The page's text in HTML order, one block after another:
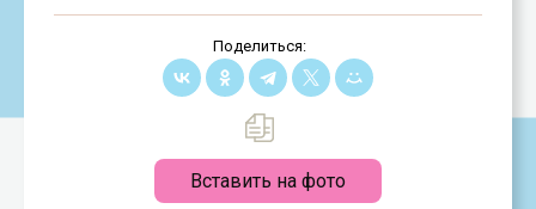
Поделиться:
Вставить на фото